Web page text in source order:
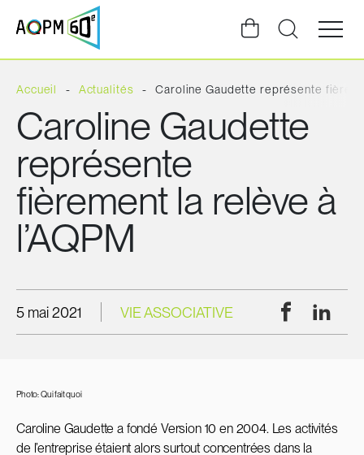
Ouvrir
la
du
Accueil Actualités Caroline Gaudette représente
Caroline Gaudette
représente
fièrement la relève à
l’AQPM
5 mai 2021 VIE ASSOCIATIVE Facebook
Photo: Qui fait quoi
Caroline Gaudette a fondé Version 10 en 2004. Les activités
de l’entreprise étaient alors surtout concentrées dans la